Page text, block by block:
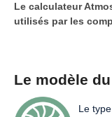
Le calculateur
utilisés par les
Le modèle
Le